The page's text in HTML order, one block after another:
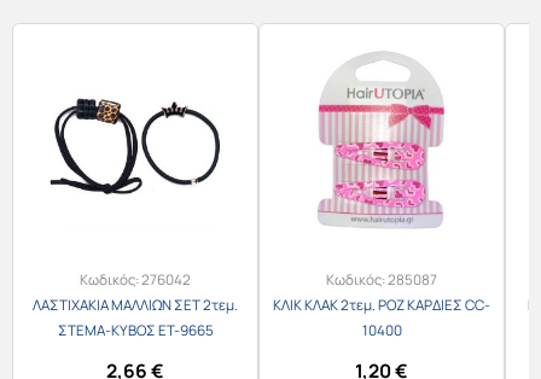
Κωδικός:276042
ΛΑΣΤΙΧΑΚΙΑ ΜΑΛΛΙΩΝ ΣΕΤ 2τεμ.
ΣΤΕΜΑ-ΚΥΒΟΣ ET-9665
2,66€
Κωδικός:285087
ΚΛΙΚ ΚΛΑΚ 2τεμ. ΡΟΖ ΚΑΡΔΙΕΣ CC-
10400
1,20€